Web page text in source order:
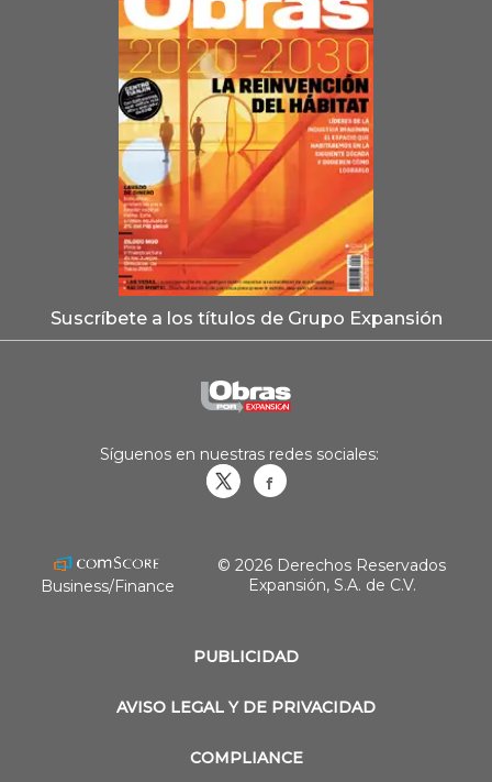
Suscríbete a los títulos de Grupo Expansión
PUBLICIDAD
AVISO LEGAL Y DE PRIVACIDAD
COMPLIANCE
Síguenos en nuestras redes sociales:
Business/Finance
© 2026 Derechos Reservados
Expansión, S.A. de C.V.